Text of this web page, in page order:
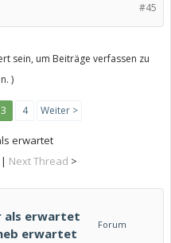
#45
sein, um Beiträge verfassen zu
)
3 4 Weiter >
erwartet
| Next Thread >
als erwartet
erwartet
Forum